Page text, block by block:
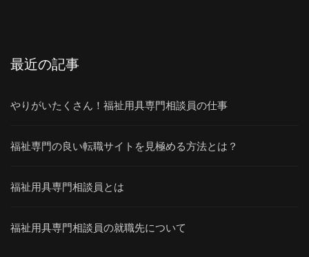
最近の記事
やりがいたくさん！福祉用具専門相談員の仕事
福祉専門の良い転職サイトを見極める方法とは？
福祉用具専門相談員とは
福祉用具専門相談員の就職先について